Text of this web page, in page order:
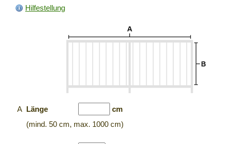
Hilfestellung
A Länge
cm
(mind. 50 cm, max. 1000 cm)